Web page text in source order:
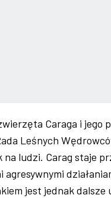
Caraga i jego
Leśnych
ludzi. Carag staje
jest jednak dalsze